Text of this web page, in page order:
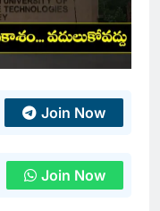
Join Now
Join Now